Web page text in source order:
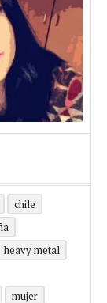
chile
heavy metal
mujer